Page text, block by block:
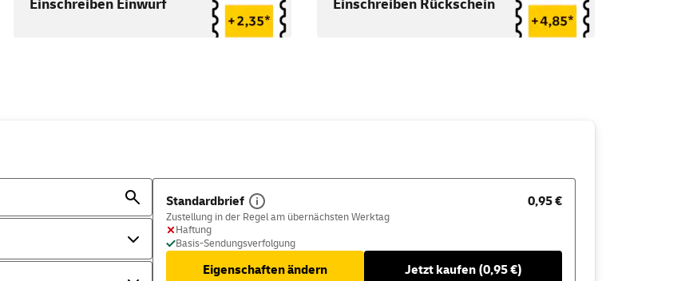
Einschreiben Einwurf Einschreiben Rückschein
Standardbrief 0,95 €
Zustellung in der Regel am übernächsten Werktag
Haftung
Basis-Sendungsverfolgung
Eigenschaften ändern Jetzt kaufen (0,95 €)